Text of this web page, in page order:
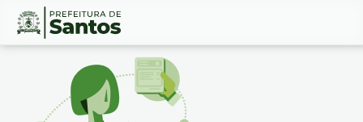
Ir
Conteúdo